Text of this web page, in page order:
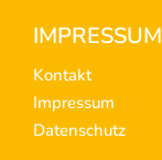
Footer
IMPRESSUM
Kontakt
Impressum
Datenschutz